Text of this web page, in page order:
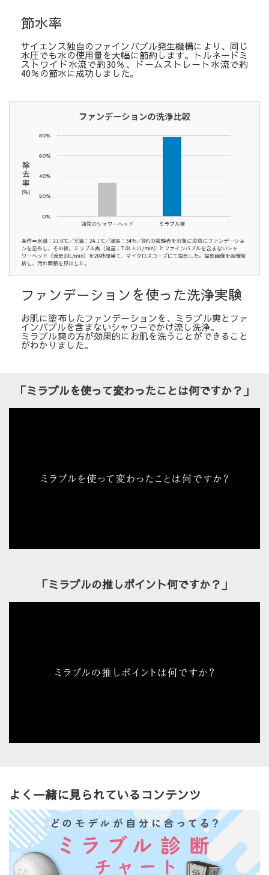
節水率
サイエンス独自のファインバブル発生機構により、同じ
水圧でも水の使用量を大幅に節約します。トルネードミ
ストワイド水流で約30％、ドームストレート水流で約
40％の節水に成功しました。
ファンデーションを使った洗浄実験
お肌に塗布したファンデーションを、ミラブル爽とファ
インバブルを含まないシャワーでかけ流し洗浄。
ミラブル爽の方が効果的にお肌を洗うことができること
がわかりました。
「ミラブルを使って変わったことは何ですか？」
「ミラブルの推しポイント何ですか？」
よく一緒に見られているコンテンツ